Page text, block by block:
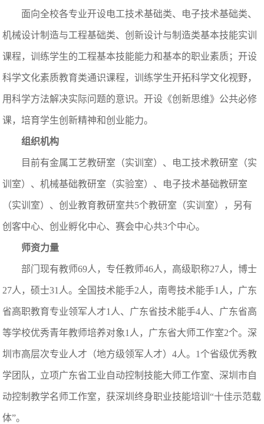
面向全校各专业开设电工技术基础类、电子技术基础类、
机械设计制造与工程基础类、创新设计与制造类基本技能实训
课程，训练学生的工程基本技能能力和基本的职业素质；开设
科学文化素质教育类通识课程，训练学生开拓科学文化视野，
用科学方法解决实际问题的意识。开设《创新思维》公共必修
课，培育学生创新精神和创业能力。
组织机构
目前有金属工艺教研室（实训室）、电工技术教研室（实
训室）、机械基础教研室（实验室）、电子技术基础教研室
（实训室）、创业教育教研室共5个教研室（实训室），另有
创客中心、创业孵化中心、赛会中心共3个中心。
师资力量
部门现有教师69人，专任教师46人，高级职称27人，博士
27人，硕士31人。全国技术能手2人，南粤技术能手1人，广东
省高职教育专业领军人才1人、广东省技术能手4人、广东省高
等学校优秀青年教师培养对象1人，广东省大师工作室2个。深
圳市高层次专业人才（地方级领军人才）4人。1个省级优秀教
学团队，立项广东省工业自动控制技能大师工作室、深圳市自
动控制教学名师工作室，获深圳终身职业技能培训“十佳示范载
体”。